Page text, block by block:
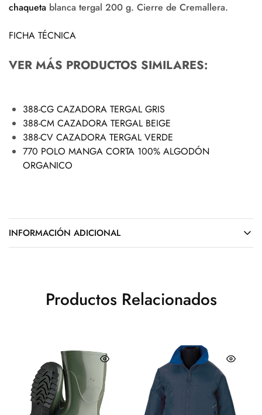
chaqueta blanca tergal 200 g. Cierre de Cremallera.
FICHA TÉCNICA
VER MÁS PRODUCTOS SIMILARES:
388-CG CAZADORA TERGAL GRIS
388-CM CAZADORA TERGAL BEIGE
388-CV CAZADORA TERGAL VERDE
770 POLO MANGA CORTA 100% ALGODÓN
ORGANICO
INFORMACIÓN ADICIONAL
Productos Relacionados